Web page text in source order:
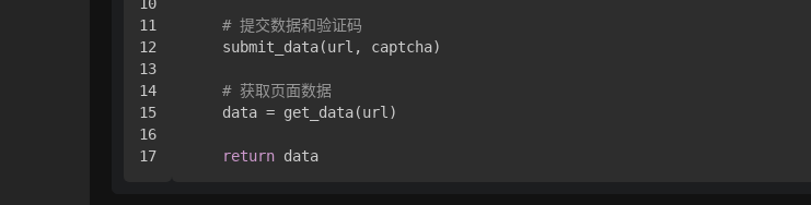
11
12
13
14
15
16
# 提交数据和验证码
    submit_data(url, captcha)
# 获取页面数据
    data = get_data(url)
return